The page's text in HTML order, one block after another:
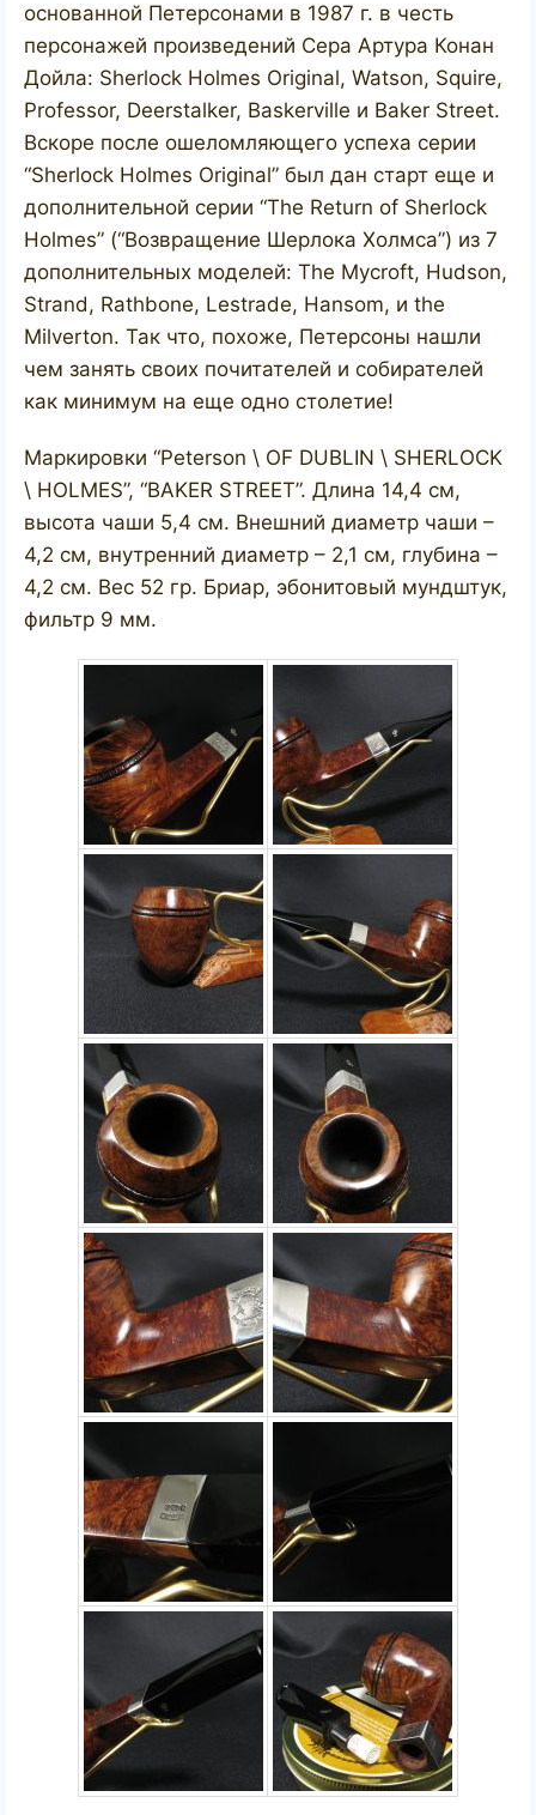
основанной Петерсонами в 1987 г. в честь
персонажей произведений Сера Артура Конан
Дойла: Sherlock Holmes Original, Watson, Squire,
Professor, Deerstalker, Baskerville и Baker Street.
Вскоре после ошеломляющего успеха серии
“Sherlock Holmes Original” был дан старт еще и
дополнительной серии “The Return of Sherlock
Holmes” (“Возвращение Шерлока Холмса”) из 7
дополнительных моделей: The Mycroft, Hudson,
Strand, Rathbone, Lestrade, Hansom, и the
Milverton. Так что, похоже, Петерсоны нашли
чем занять своих почитателей и собирателей
как минимум на еще одно столетие!
Маркировки “Peterson \ OF DUBLIN \ SHERLOCK
\ HOLMES”, “BAKER STREET”. Длина 14,4 см,
высота чаши 5,4 см. Внешний диаметр чаши –
4,2 см, внутренний диаметр – 2,1 см, глубина –
4,2 см. Вес 52 гр. Бриар, эбонитовый мундштук,
фильтр 9 мм.